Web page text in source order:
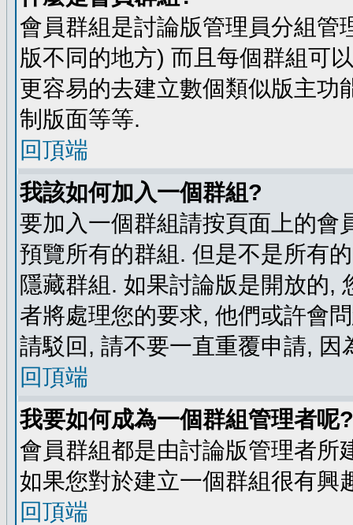
會員群組是討論版管理員分組管
版不同的地方) 而且每個群組可
更容易的去建立數個類似版主功
制版面等等.
回頂端
我該如何加入一個群組?
要加入一個群組請按頁面上的會
預覽所有的群組. 但是不是所有
隱藏群組. 如果討論版是開放的,
者將處理您的要求, 他們或許會
請駁回, 請不要一直重覆申請, 因
回頂端
我要如何成為一個群組管理者呢?
會員群組都是由討論版管理者所
如果您對於建立一個群組很有興
回頂端